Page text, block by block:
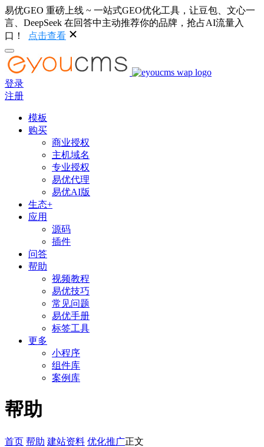
易优GEO 重磅上线 ~ 一站式GEO优化工具，让豆包、文心一
言、DeepSeek 在回答中主动推荐你的品牌，抢占AI流量入
口！
点击查看
登录
注册
模板
购买
商业授权
主机域名
专业授权
易优代理
易优AI版
生态+
应用
源码
插件
问答
帮助
视频教程
易优技巧
常见问题
易优手册
标签工具
更多
小程序
组件库
案例库
帮助
首页 帮助 建站资料 优化推广正文